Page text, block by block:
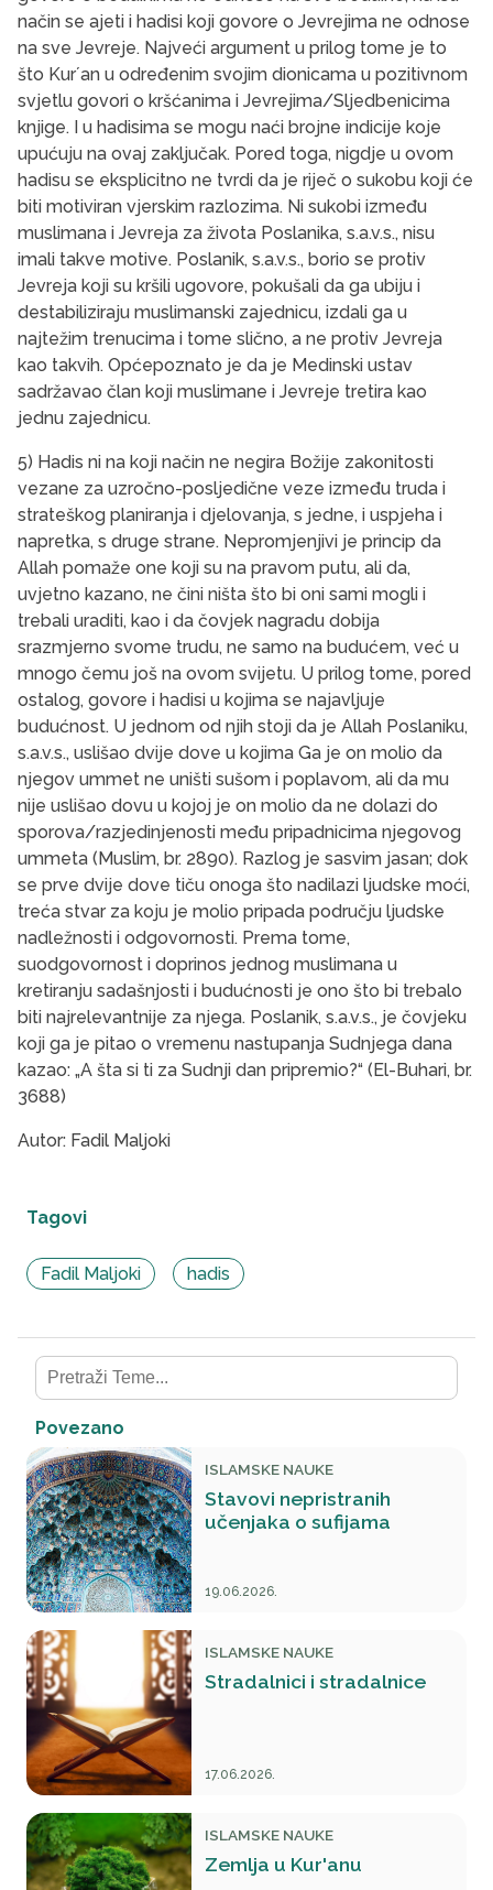
način se ajeti i hadisi koji govore o Jevrejima ne odnose
na sve Jevreje. Najveći argument u prilog tome je to
što Kurʼan u određenim svojim dionicama u pozitivnom
svjetlu govori o kršćanima i Jevrejima/Sljedbenicima
knjige. I u hadisima se mogu naći brojne indicije koje
upućuju na ovaj zaključak. Pored toga, nigdje u ovom
hadisu se eksplicitno ne tvrdi da je riječ o sukobu koji će
biti motiviran vjerskim razlozima. Ni sukobi između
muslimana i Jevreja za života Poslanika, s.a.v.s., nisu
imali takve motive. Poslanik, s.a.v.s., borio se protiv
Jevreja koji su kršili ugovore, pokušali da ga ubiju i
destabiliziraju muslimanski zajednicu, izdali ga u
najtežim trenucima i tome slično, a ne protiv Jevreja
kao takvih. Općepoznato je da je Medinski ustav
sadržavao član koji muslimane i Jevreje tretira kao
jednu zajednicu.
5) Hadis ni na koji način ne negira Božije zakonitosti
vezane za uzročno-posljedične veze između truda i
strateškog planiranja i djelovanja, s jedne, i uspjeha i
napretka, s druge strane. Nepromjenjivi je princip da
Allah pomaže one koji su na pravom putu, ali da,
uvjetno kazano, ne čini ništa što bi oni sami mogli i
trebali uraditi, kao i da čovjek nagradu dobija
srazmjerno svome trudu, ne samo na budućem, već u
mnogo čemu još na ovom svijetu. U prilog tome, pored
ostalog, govore i hadisi u kojima se najavljuje
budućnost. U jednom od njih stoji da je Allah Poslaniku,
s.a.v.s., uslišao dvije dove u kojima Ga je on molio da
njegov ummet ne uništi sušom i poplavom, ali da mu
nije uslišao dovu u kojoj je on molio da ne dolazi do
sporova/razjedinjenosti među pripadnicima njegovog
ummeta (Muslim, br. 2890). Razlog je sasvim jasan; dok
se prve dvije dove tiču onoga što nadilazi ljudske moći,
treća stvar za koju je molio pripada području ljudske
nadležnosti i odgovornosti. Prema tome,
suodgovornost i doprinos jednog muslimana u
kretiranju sadašnjosti i budućnosti je ono što bi trebalo
biti najrelevantnije za njega. Poslanik, s.a.v.s., je čovjeku
koji ga je pitao o vremenu nastupanja Sudnjega dana
kazao: „A šta si ti za Sudnji dan pripremio?“ (El-Buhari, br.
3688)
Autor: Fadil Maljoki
Tagovi
Fadil Maljoki hadis
Povezano
ISLAMSKE NAUKE
Stavovi nepristranih
učenjaka o sufijama
19.06.2026.
ISLAMSKE NAUKE
Stradalnici i stradalnice
17.06.2026.
ISLAMSKE NAUKE
Zemlja u Kur'anu